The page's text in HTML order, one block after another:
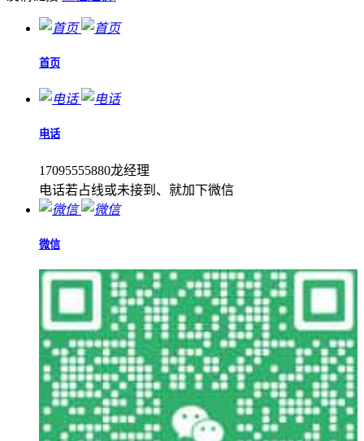
首页
电话
17095555880龙经理
电话若占线或未接到、就加下微信
微信